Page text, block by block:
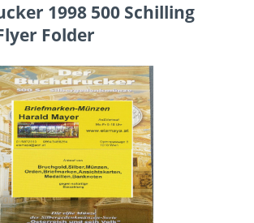
1998 500 Schilling
Folder